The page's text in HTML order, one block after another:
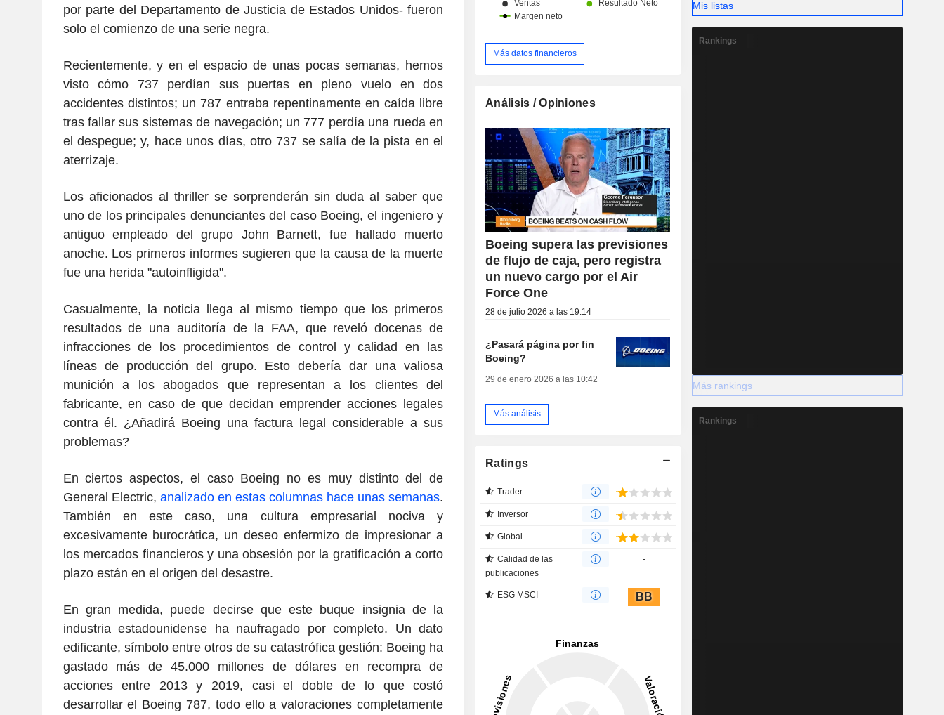
por parte del Departamento de Justicia de Estados Unidos- fueron
solo el comienzo de una serie negra.
Recientemente, y en el espacio de unas pocas semanas, hemos
visto cómo 737 perdían sus puertas en pleno vuelo en dos
accidentes distintos; un 787 entraba repentinamente en caída libre
tras fallar sus sistemas de navegación; un 777 perdía una rueda en
el despegue; y, hace unos días, otro 737 se salía de la pista en el
aterrizaje.
Los aficionados al thriller se sorprenderán sin duda al saber que
uno de los principales denunciantes del caso Boeing, el ingeniero y
antiguo empleado del grupo John Barnett, fue hallado muerto
anoche. Los primeros informes sugieren que la causa de la muerte
fue una herida "autoinfligida".
Casualmente, la noticia llega al mismo tiempo que los primeros
resultados de una auditoría de la FAA, que reveló docenas de
infracciones de los procedimientos de control y calidad en las
líneas de producción del grupo. Esto debería dar una valiosa
munición a los abogados que representan a los clientes del
fabricante, en caso de que decidan emprender acciones legales
contra él. ¿Añadirá Boeing una factura legal considerable a sus
problemas?
En ciertos aspectos, el caso Boeing no es muy distinto del de
General Electric, analizado en estas columnas hace unas semanas.
También en este caso, una cultura empresarial nociva y
excesivamente burocrática, un deseo enfermizo de impresionar a
los mercados financieros y una obsesión por la gratificación a corto
plazo están en el origen del desastre.
En gran medida, puede decirse que este buque insignia de la
industria estadounidense ha naufragado por completo. Un dato
edificante, símbolo entre otros de su catastrófica gestión: Boeing ha
gastado más de 45.000 millones de dólares en recompra de
acciones entre 2013 y 2019, casi el doble de lo que costó
desarrollar el Boeing 787, todo ello a valoraciones completamente
Más datos financieros
Análisis / Opiniones
Boeing supera las previsiones
de flujo de caja, pero registra
un nuevo cargo por el Air
Force One
28 de julio 2026 a las 19:14
¿Pasará página por fin
Boeing?
29 de enero 2026 a las 10:42
Más análisis
Ratings
Trader
Inversor
Global
Calidad de las
publicaciones
-
ESG MSCI BB
Mis listas
Rankings
Más rankings
Rankings